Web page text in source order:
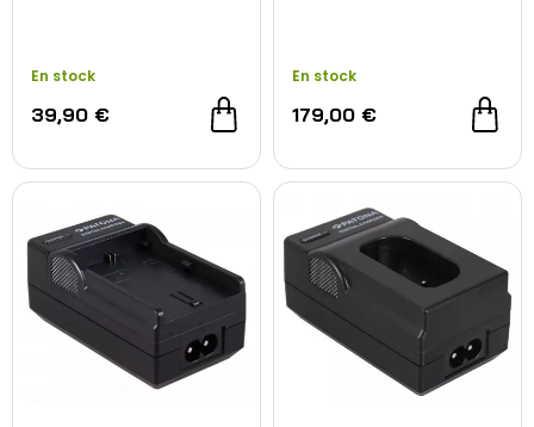
En stock
39,90 €
En stock
179,00 €